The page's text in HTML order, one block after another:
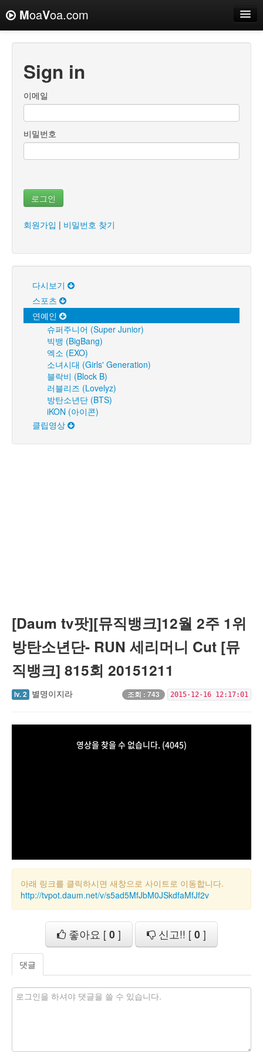
MoaVoa.com
Sign in
이메일
비밀번호
로그인
회원가입 | 비밀번호 찾기
다시보기
스포츠
연예인
슈퍼주니어 (Super Junior)
빅뱅 (BigBang)
엑소 (EXO)
소녀시대 (Girls' Generation)
블락비 (Block B)
러블리즈 (Lovelyz)
방탄소년단 (BTS)
iKON (아이콘)
클립영상
[Daum tv팟][뮤직뱅크]12월 2주 1위
방탄소년단- RUN 세리머니 Cut [뮤
직뱅크] 815회 20151211
조회 : 743 2015-12-16 12:17:01
lv. 2 별명이지라
아래 링크를 클릭하시면 새창으로 사이트로 이동합니다.
http://tvpot.daum.net/v/s5ad5MfJbM0JSkdfaMfJf2v
좋아요 [ 0 ] 신고!! [ 0 ]
댓글